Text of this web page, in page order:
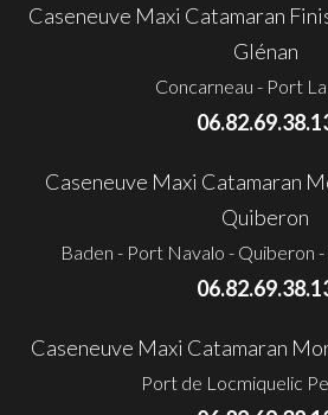
Caseneuve Maxi Catamaran
Glénan
Concarneau - Port
Caseneuve Maxi Catamaran
Quiberon
Baden - Port Navalo - Quiberon
Caseneuve Maxi Catamaran
Port de Locmiquelic